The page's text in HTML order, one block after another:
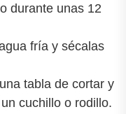
durante unas 12
fría y sécalas
tabla de cortar y
cuchillo o rodillo.